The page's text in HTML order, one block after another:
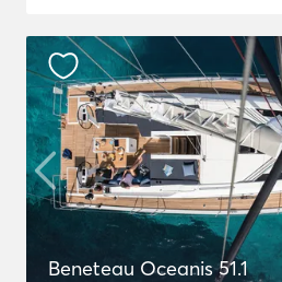
Beneteau Oceanis 51.1